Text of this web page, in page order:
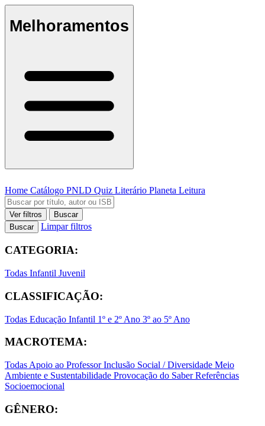
Melhoramentos
Home Catálogo PNLD Quiz Literário Planeta Leitura
Ver filtros
Buscar
Buscar
Limpar filtros
CATEGORIA:
Todas Infantil Juvenil
CLASSIFICAÇÃO:
Todas Educação Infantil 1º e 2º Ano 3º ao 5º Ano
MACROTEMA:
Todas Apoio ao ProfessorInclusão Social / Diversidade Meio
Ambiente e Sustentabilidade Provocação do SaberReferências
Socioemocional
GÊNERO: